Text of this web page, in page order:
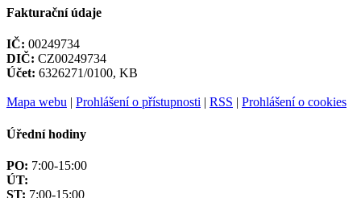
Fakturační údaje
IČ: 00249734
DIČ: CZ00249734
Účet: 6326271/0100, KB
Mapa webu | Prohlášení o přístupnosti | RSS | Prohlášení o cookies
Úřední hodiny
PO: 7:00-15:00
ÚT:
ST: 7:00-15:00